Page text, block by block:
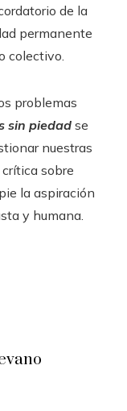
de la
permanente
colectivo.
problemas
sin piedad se
nuestras
sobre
la aspiración
y humana.